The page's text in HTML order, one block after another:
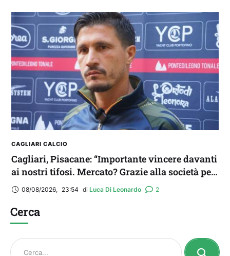
CAGLIARI CALCIO
Cagliari, Pisacane: “Importante vincere davanti
ai nostri tifosi. Mercato? Grazie alla società per
il triplo colpo”
08/08/2026, 23:54 di Luca Di Leonardo 2
Cerca